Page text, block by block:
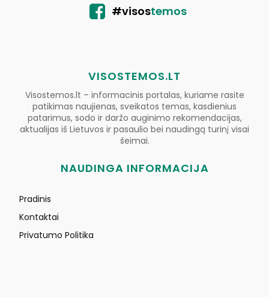
#visostemos
VISOSTEMOS.LT
Visostemos.lt – informacinis portalas, kuriame rasite
patikimas naujienas, sveikatos temas, kasdienius
patarimus, sodo ir daržo auginimo rekomendacijas,
aktualijas iš Lietuvos ir pasaulio bei naudingą turinį visai
šeimai.
NAUDINGA INFORMACIJA
Pradinis
Kontaktai
Privatumo Politika